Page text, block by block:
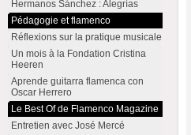
Hermanos Sánchez : Alegrías
Pédagogie et flamenco
Réflexions sur la pratique musicale
Un mois à la Fondation Cristina
Heeren
Aprende guitarra flamenca con
Oscar Herrero
Le Best Of de Flamenco Magazine
Entretien avec José Mercé